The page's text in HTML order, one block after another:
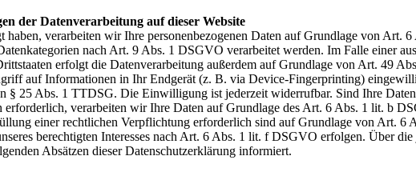
der Datenverarbeitung auf dieser Website
verarbeiten wir Ihre personenbezogenen Daten auf Grundlage von Art.
nach Art. 9 Abs. 1 DSGVO verarbeitet werden. Im Falle einer
erfolgt die Datenverarbeitung außerdem auf Grundlage von Art. 49
auf Informationen in Ihr Endgerät (z. B. via Device-Fingerprinting)
§ 25 Abs. 1 TTDSG. Die Einwilligung ist jederzeit widerrufbar. Sind Ihre
verarbeiten wir Ihre Daten auf Grundlage des Art. 6 Abs. 1 lit. b
einer rechtlichen Verpflichtung erforderlich sind auf Grundlage von Art.
berechtigten Interesses nach Art. 6 Abs. 1 lit. f DSGVO erfolgen. Über
Absätzen dieser Datenschutzerklärung informiert.